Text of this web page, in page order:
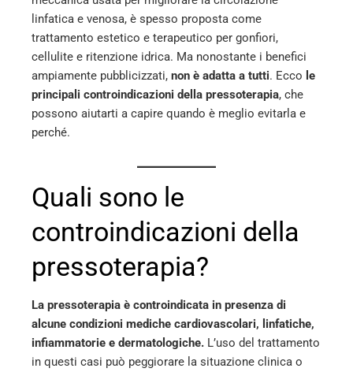
linfatica e venosa, è spesso proposta come
trattamento estetico e terapeutico per gonfiori,
cellulite e ritenzione idrica. Ma nonostante i benefici
ampiamente pubblicizzati, non è adatta a tutti. Ecco le
principali controindicazioni della pressoterapia, che
possono aiutarti a capire quando è meglio evitarla e
perché.
Quali sono le
controindicazioni della
pressoterapia?
La pressoterapia è controindicata in presenza di
alcune condizioni mediche cardiovascolari, linfatiche,
infiammatorie e dermatologiche. L’uso del trattamento
in questi casi può peggiorare la situazione clinica o